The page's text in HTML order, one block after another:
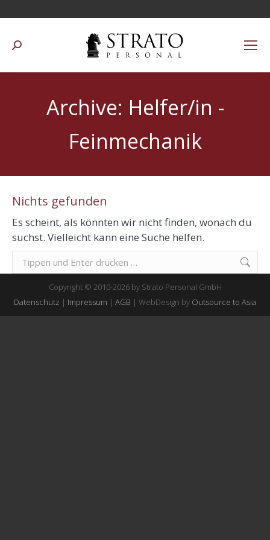
Suchen:
Archive: Helfer/in -
Feinmechanik
Nichts gefunden
Es scheint, als könnten wir nicht finden, wonach du
suchst. Vielleicht kann eine Suche helfen.
Suchen:
Copyright © 2010-2026 by Strato Personal GmbH
Datenschutz | Impressum | AGB | WebDesign by Outsource to Asia